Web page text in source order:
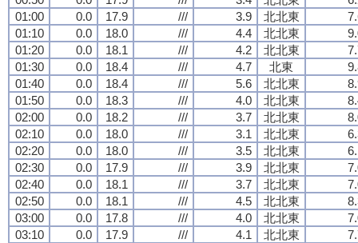
01:00
0.0 17.9 /// 3.9 北北東
01:10
0.0 18.0 /// 4.4 北北東
01:20
0.0 18.1 /// 4.2 北北東
01:30
0.0 18.4 /// 4.7 北東
01:40
0.0 18.4 /// 5.6 北北東
01:50
0.0 18.3 /// 4.0 北北東
02:00
0.0 18.2 /// 3.7 北北東
02:10
0.0 18.0 /// 3.1 北北東
02:20
0.0 18.0 /// 3.5 北北東
02:30
0.0 17.9 /// 3.9 北北東
02:40
0.0 18.1 /// 3.7 北北東
02:50
0.0 18.1 /// 4.5 北北東
03:00
0.0 17.8 /// 4.0 北北東
03:10
0.0 17.9 /// 4.1 北北東